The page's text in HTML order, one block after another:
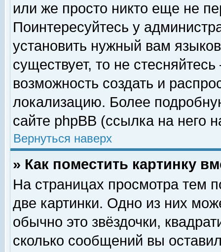
или же просто никто еще не
Поинтересуйтесь у
установить нужный вам
существует, то не
возможность создать и
локализацию. Более
сайте phpBB (ссылка на него
Вернуться наверх
» Как поместить картинку
На страницах просмотра тем
две картинки. Одно из них
обычно это звёздочки,
сколько сообщений вы